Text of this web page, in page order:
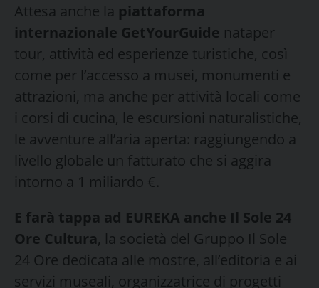
Attesa anche la piattaforma
internazionale GetYourGuide nataper
tour, attività ed esperienze turistiche, così
come per l’accesso a musei, monumenti e
attrazioni, ma anche per attività locali come
i corsi di cucina, le escursioni naturalistiche,
le avventure all’aria aperta: raggiungendo a
livello globale un fatturato che si aggira
intorno a 1 miliardo €.
E farà tappa ad EUREKA anche Il Sole 24
Ore Cultura, la società del Gruppo Il Sole
24 Ore dedicata alle mostre, all’editoria e ai
servizi museali, organizzatrice di progetti